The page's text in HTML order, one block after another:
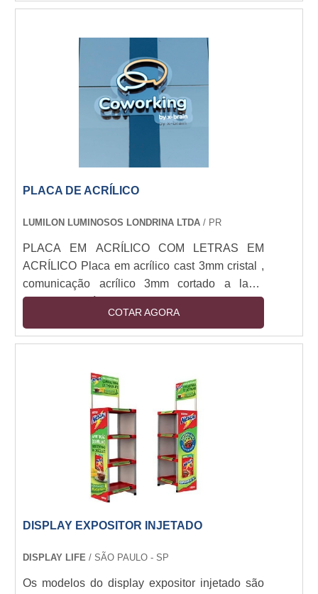
lugares: Chão, Balcão, Parede, Carona, Leds,
Entre outros. Os principais objetivos deste
display Os displays personalizados são
eficientes expositores e....
PLACA DE ACRÍLICO
LUMILON LUMINOSOS LONDRINA LTDA / PR
PLACA EM ACRÍLICO COM LETRAS EM
ACRÍLICO Placa em acrílico cast 3mm cristal ,
comunicação acrílico 3mm cortado a laser
colado no Acrílico.
COTAR AGORA
DISPLAY EXPOSITOR INJETADO
DISPLAY LIFE / SÃO PAULO - SP
Os modelos do display expositor injetado são